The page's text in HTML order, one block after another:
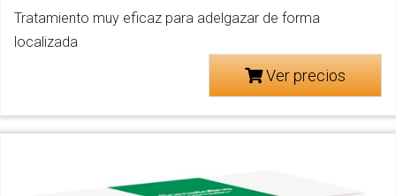
Tratamiento muy eficaz para adelgazar de forma
localizada
Ver precios